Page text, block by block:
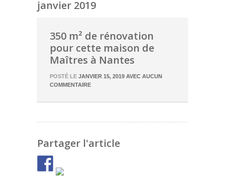
janvier 2019
350 m² de rénovation
pour cette maison de
Maîtres à Nantes
POSTÉ LE JANVIER 15, 2019 AVEC AUCUN
COMMENTAIRE
Partager l'article